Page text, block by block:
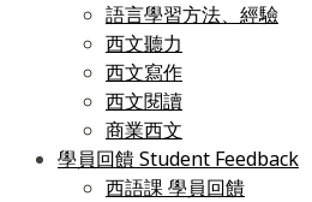
語言學習方法、經驗
西文聽力
西文寫作
西文閱讀
商業西文
學員回饋 Student Feedback
西語課 學員回饋